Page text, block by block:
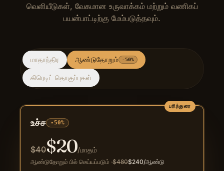
வெளியீடுகள், வேகமான உருவாக்கம் மற்றும் வணிகப்
பயன்பாட்டிற்கு மேம்படுத்தவும்.
மாதாந்திர ஆண்டுதோறும் -50%
கிரெடிட் தொகுப்புகள்
பரிந்துரை
உச்ச -50%
$40$20/மாதம்
ஆண்டுதோறும் பில் செய்யப்படும் ·$480$240/ஆண்டு